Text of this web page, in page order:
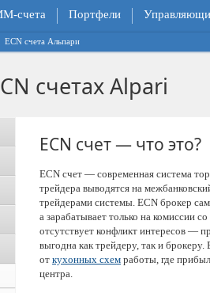
счета Портфели
ECN счета Альпари
счетах Alpari
ECN счет — что это?
ECN счет — современная система
трейдера выводятся на
трейдерами системы. ECN брокер
а зарабатывает только на комиссии
отсутствует конфликт интересов —
выгодна как трейдеру, так и
от кухонных схем работы, где
центра.